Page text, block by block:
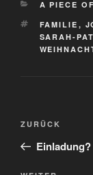
A PIECE
FAMILIE ,
SARAH-
Vorheriger
Beitrag
ZURÜCK